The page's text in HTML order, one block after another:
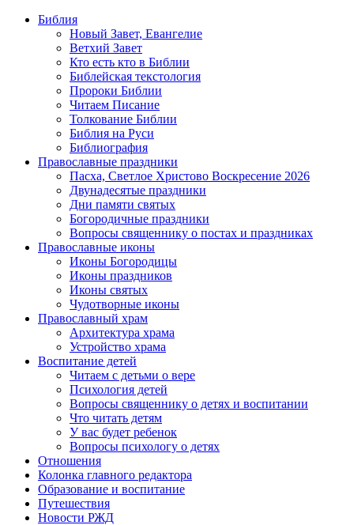
Библия
Новый Завет, Евангелие
Ветхий Завет
Кто есть кто в Библии
Библейская текстология
Пророки Библии
Читаем Писание
Толкование Библии
Библия на Руси
Библиография
Православные праздники
Пасха, Светлое Христово Воскресение 2026
Двунадесятые праздники
Дни памяти святых
Богородичные праздники
Вопросы священнику о постах и праздниках
Православные иконы
Иконы Богородицы
Иконы праздников
Иконы святых
Чудотворные иконы
Православный храм
Архитектура храма
Устройство храма
Воспитание детей
Читаем с детьми о вере
Психология детей
Вопросы священнику о детях и воспитании
Что читать детям
У вас будет ребенок
Вопросы психологу о детях
Отношения
Колонка главного редактора
Образование и воспитание
Путешествия
Новости РЖД